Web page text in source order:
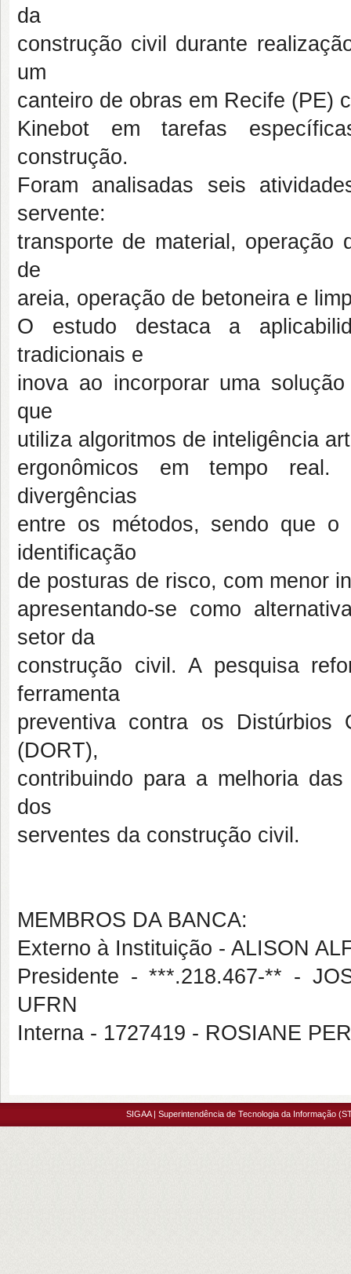
da
construção civil durante
um
canteiro de obras em Recife (PE)
Kinebot em tarefas
construção.
Foram analisadas seis
servente:
transporte de material, operação
de
areia, operação de betoneira e
O estudo destaca a
tradicionais e
inova ao incorporar uma
que
utiliza algoritmos de inteligência
ergonômicos em tempo real.
divergências
entre os métodos, sendo que
identificação
de posturas de risco, com menor
apresentando-se como
setor da
construção civil. A pesquisa
ferramenta
preventiva contra os Distúrbios
(DORT),
contribuindo para a melhoria
dos
serventes da construção civil.
MEMBROS DA BANCA:
Externo à Instituição - ALISON
Presidente - ***.218.467-** -
UFRN
Interna - 1727419 - ROSIANE
SIGAA | Superintendência de Tecnologia da Informação